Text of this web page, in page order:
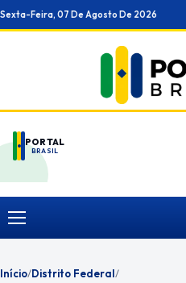
Ir
para
Sexta-Feira, 07 De Agosto De 2026
PORTAL
BRASIL
Menu
Início/Distrito Federal/